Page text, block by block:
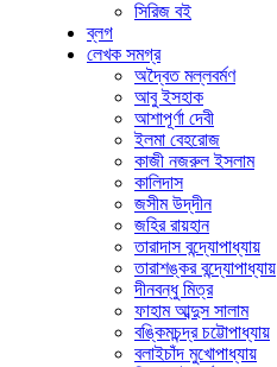
সিরিজ বই
ব্লগ
লেখক সমগ্র
অদ্বৈত মল্লবর্মণ
আবু ইসহাক
আশাপূর্ণা দেবী
ইলমা বেহরোজ
কাজী নজরুল ইসলাম
কালিদাস
জসীম উদ্‌দীন
জহির রায়হান
তারাদাস বন্দ্যোপাধ্যায়
তারাশঙ্কর বন্দ্যোপাধ্যায়
দীনবন্ধু মিত্র
ফাহাম আব্দুস সালাম
বঙ্কিমচন্দ্র চট্টোপাধ্যায়
বলাইচাঁদ মুখোপাধ্যায়